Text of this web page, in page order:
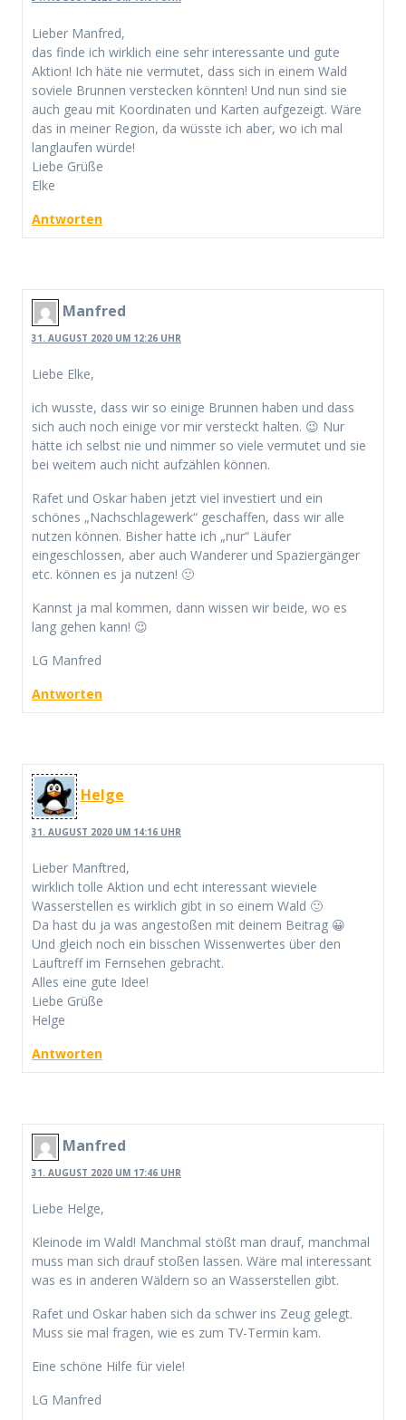
Lieber Manfred,
das finde ich wirklich eine sehr interessante und gute
Aktion! Ich häte nie vermutet, dass sich in einem Wald
soviele Brunnen verstecken könnten! Und nun sind sie
auch geau mit Koordinaten und Karten aufgezeigt. Wäre
das in meiner Region, da wüsste ich aber, wo ich mal
langlaufen würde!
Liebe Grüße
Elke
Antworten
Manfred
31. AUGUST 2020 UM 12:26 UHR
Liebe Elke,
ich wusste, dass wir so einige Brunnen haben und dass
sich auch noch einige vor mir versteckt halten. 😉 Nur
hätte ich selbst nie und nimmer so viele vermutet und sie
bei weitem auch nicht aufzählen können.
Rafet und Oskar haben jetzt viel investiert und ein
schönes „Nachschlagewerk“ geschaffen, dass wir alle
nutzen können. Bisher hatte ich „nur“ Läufer
eingeschlossen, aber auch Wanderer und Spaziergänger
etc. können es ja nutzen! 🙂
Kannst ja mal kommen, dann wissen wir beide, wo es
lang gehen kann! 😉
LG Manfred
Antworten
Helge
31. AUGUST 2020 UM 14:16 UHR
Lieber Manftred,
wirklich tolle Aktion und echt interessant wieviele
Wasserstellen es wirklich gibt in so einem Wald 🙂
Da hast du ja was angestoßen mit deinem Beitrag 😀
Und gleich noch ein bisschen Wissenwertes über den
Lauftreff im Fernsehen gebracht.
Alles eine gute Idee!
Liebe Grüße
Helge
Antworten
Manfred
31. AUGUST 2020 UM 17:46 UHR
Liebe Helge,
Kleinode im Wald! Manchmal stößt man drauf, manchmal
muss man sich drauf stoßen lassen. Wäre mal interessant
was es in anderen Wäldern so an Wasserstellen gibt.
Rafet und Oskar haben sich da schwer ins Zeug gelegt.
Muss sie mal fragen, wie es zum TV-Termin kam.
Eine schöne Hilfe für viele!
LG Manfred